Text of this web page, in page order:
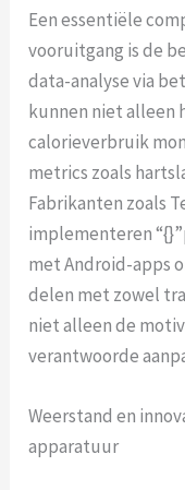
Een essentiële
vooruitgang is de
data-analyse via
kunnen niet alleen
calorieverbruik
metrics zoals
Fabrikanten zoals
implementeren
met Android-apps
delen met zowel
niet alleen de
verantwoorde
Weerstand en
apparatuur